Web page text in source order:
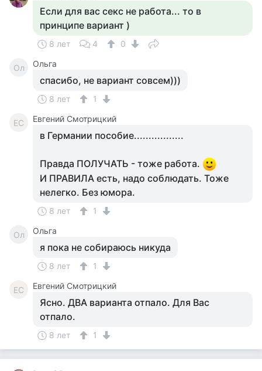
Если для вас секс не работа... то в
принципе вариант )
8 лет 4 0
Ол Ольга
спасибо, не вариант совсем)))
8 лет 1
ЕС Евгений Смотрицкий
в Германии пособие.................
Правда ПОЛУЧАТЬ - тоже работа.
И ПРАВИЛА есть, надо соблюдать. Тоже
нелегко. Без юмора.
8 лет 1
Ол Ольга
я пока не собираюсь никуда
8 лет 1
ЕС Евгений Смотрицкий
Ясно. ДВА варианта отпало. Для Вас
отпало.
8 лет 1